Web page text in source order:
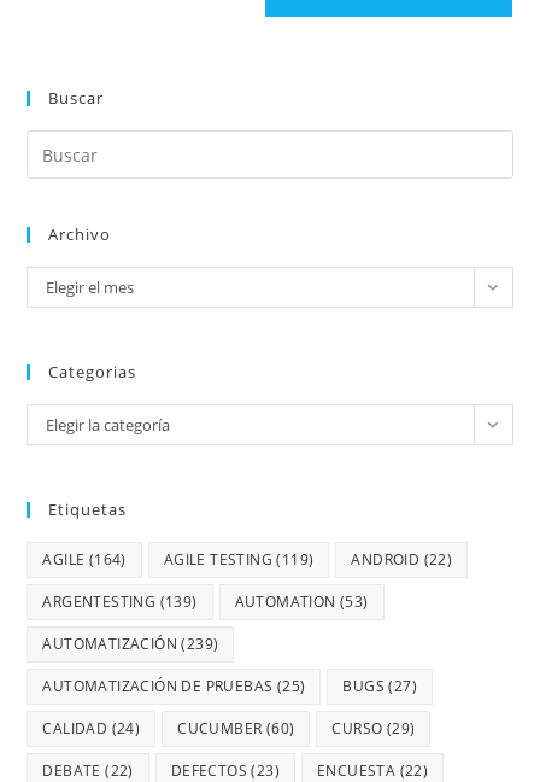
Buscar
Archivo
Elegir el mes
Categorias
Elegir la categoría
Etiquetas
AGILE (164) AGILE TESTING (119) ANDROID (22)
ARGENTESTING (139) AUTOMATION (53)
AUTOMATIZACIÓN (239)
AUTOMATIZACIÓN DE PRUEBAS (25) BUGS (27)
CALIDAD (24) CUCUMBER (60) CURSO (29)
DEBATE (22) DEFECTOS (23) ENCUESTA (22)